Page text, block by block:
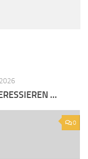
…
0